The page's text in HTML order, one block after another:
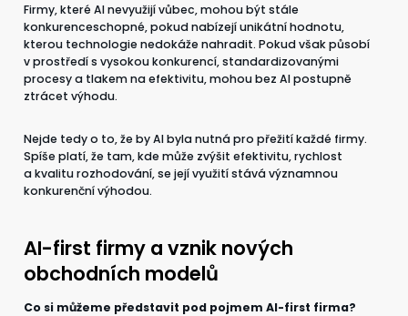
Firmy, které AI nevyužijí vůbec, mohou být stále
konkurenceschopné, pokud nabízejí unikátní hodnotu,
kterou technologie nedokáže nahradit. Pokud však působí
v prostředí s vysokou konkurencí, standardizovanými
procesy a tlakem na efektivitu, mohou bez AI postupně
ztrácet výhodu.
Nejde tedy o to, že by AI byla nutná pro přežití každé firmy.
Spíše platí, že tam, kde může zvýšit efektivitu, rychlost
a kvalitu rozhodování, se její využití stává významnou
konkurenční výhodou.
AI-first firmy a vznik nových
obchodních modelů
Co si můžeme představit pod pojmem AI-first firma?